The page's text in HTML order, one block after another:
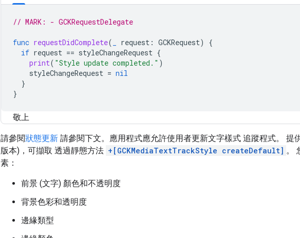
// MARK: - GCKRequestDelegate
func requestDidComplete( request : GCKRequest)
{
if request == styleChangeRequest {
print( "Style update completed." )
styleChangeRequest = nil
}
}
敬上
請參閱狀態更新 請參閱下文。應用程式應允許使用者更新文字樣式 追蹤程式。 提
版本)，可擷取 透過靜態方法 +[GCKMediaTextTrackStyle createDefault] 。
素：
前景 (文字) 顏色和不透明度
背景色彩和透明度
邊緣類型